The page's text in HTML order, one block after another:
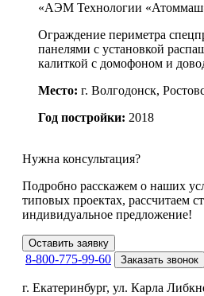
«АЭМ Технологии
Ограждение периметра
панелями с установкой
калиткой с домофоном и
Место: г. Волгодонск,
Год постройки: 2018
Нужна консультация?
Подробно расскажем о наших
типовых проектах, рассчитаем
индивидуальное предложение!
Оставить заявку
8-800-775-99-60 Заказать звонок
г. Екатеринбург, ул. Карла